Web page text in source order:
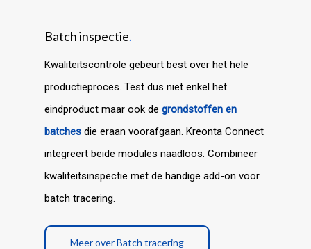
Batch inspectie.
Kwaliteitscontrole gebeurt best over het hele
productieproces. Test dus niet enkel het
eindproduct maar ook de grondstoffen en
batches die eraan voorafgaan. Kreonta Connect
integreert beide modules naadloos. Combineer
kwaliteitsinspectie met de handige add-on voor
batch tracering.
Meer over Batch tracering